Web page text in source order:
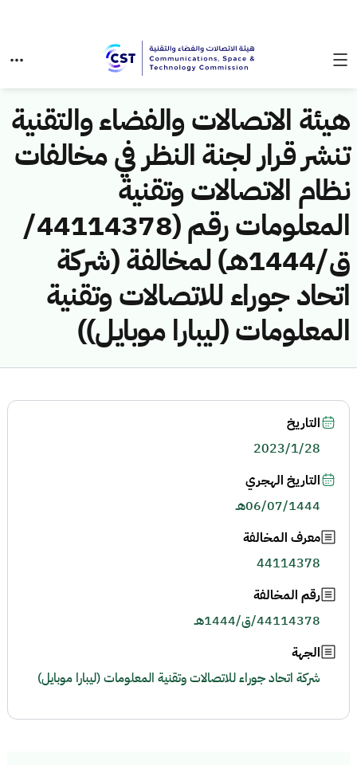
هيئة الاتصالات والفضاء والتقنية
تنشر قرار لجنة النظر في مخالفات
نظام الاتصالات وتقنية
المعلومات رقم (44114378/
ق/1444هـ) لمخالفة (شركة
اتحاد جوراء للاتصالات وتقنية
المعلومات (ليبارا موبايل))
التاريخ
2023/1/28
التاريخ الهجري
06/07/1444هـ
معرف المخالفة
44114378
رقم المخالفة
44114378/ق/1444هـ
الجهة
شركة اتحاد جوراء للاتصالات وتقنية المعلومات (ليبارا موبايل)